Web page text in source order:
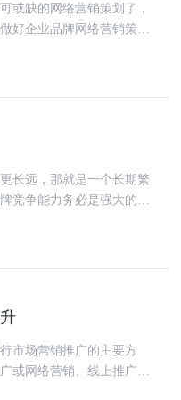
或缺的网络营销策划了，
好企业品牌网络营销策划
长远，那就是一个长期繁
竞争能力务必是强大的，
市场营销推广的主要方
或网络营销、线上推广